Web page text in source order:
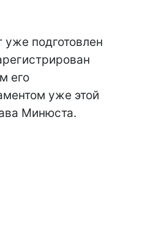
уже подготовлен
его
уже этой
Минюста.